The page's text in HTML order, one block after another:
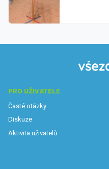
PRO UŽIVATELE
Časté otázky
Diskuze
Aktivita uživatelů